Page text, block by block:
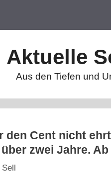
Aktuelle
Aus den Tiefen und
den Cent nicht
zwei Jahre. Ab
Sell